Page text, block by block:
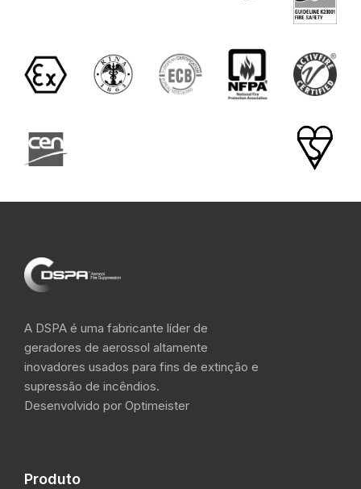
A DSPA é uma fabricante líder de
geradores de aerossol altamente
inovadores usados para fins de extinção e
supressão de incêndios.
Desenvolvido por Optimeister
Produto